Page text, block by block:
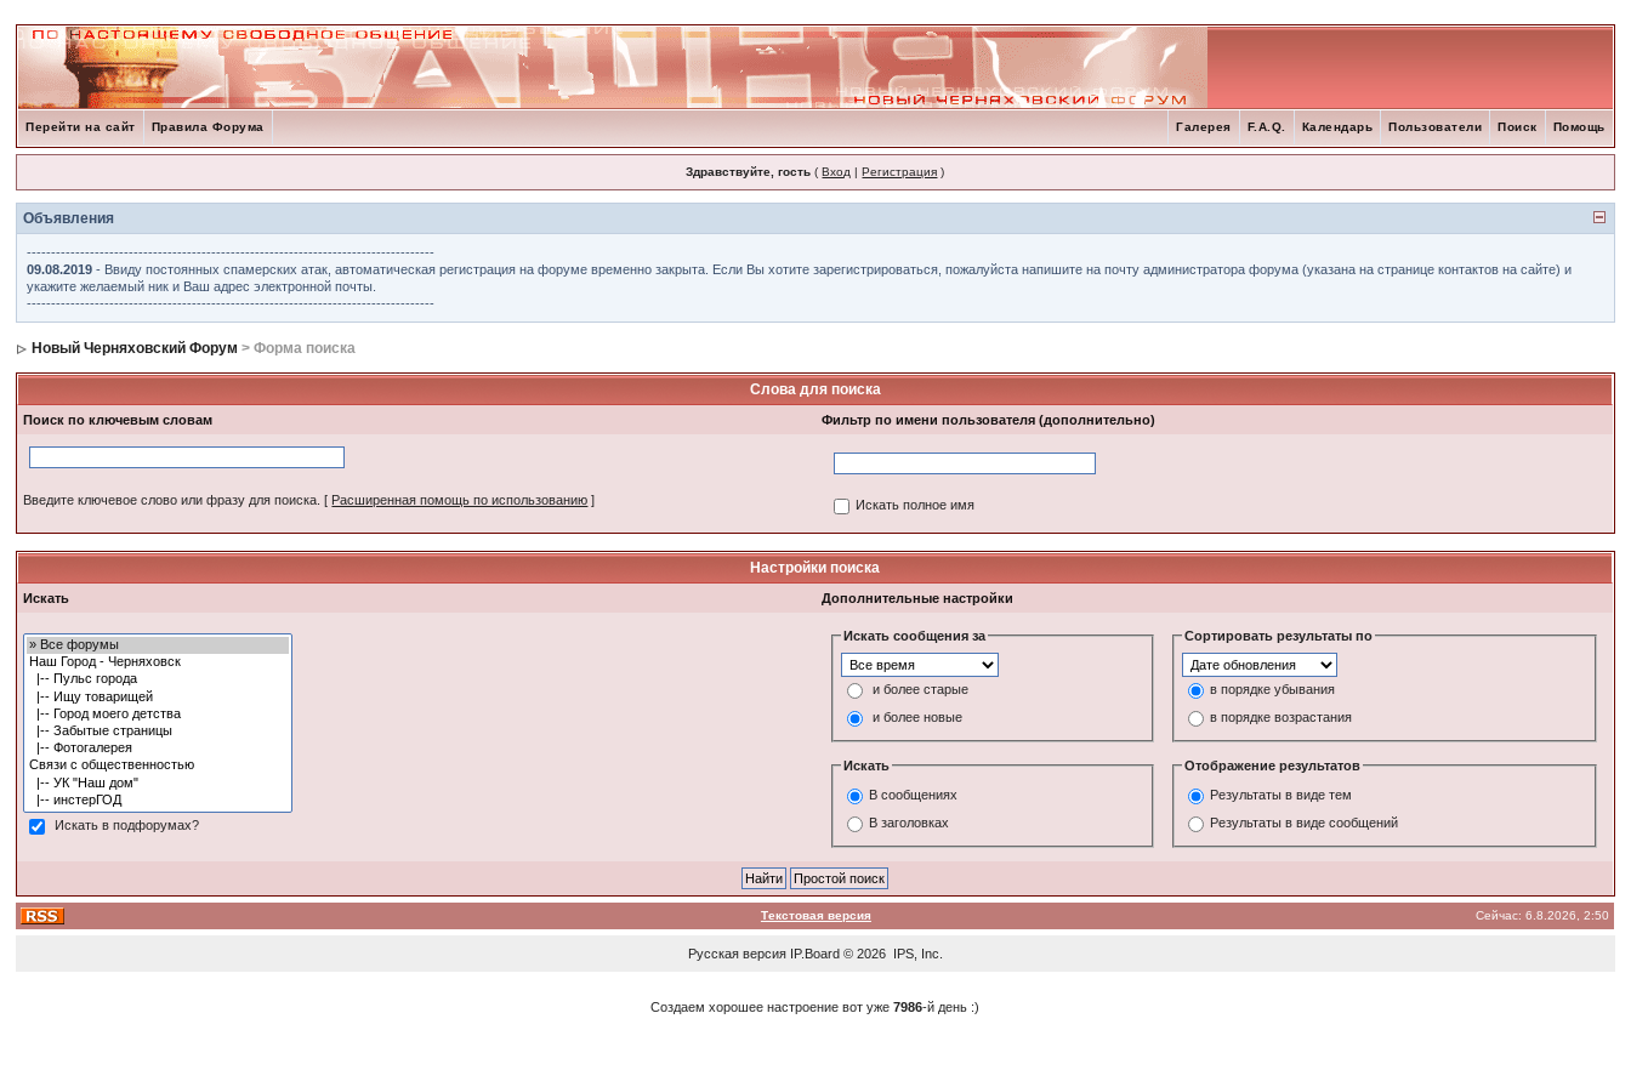
Перейти на сайт Правила Форума Помощь
Поиск
Пользователи
Календарь
F.A.Q.
Галерея
Здравствуйте, гость (Вход |Регистрация )
Объявления
------------------------------------------------------------------------------------
09.08.2019 - Ввиду постоянных спамерских атак, автоматическая регистрация на форуме временно закрыта. Если Вы хотите зарегистрироваться, пожалуйста напишите на почту администратора форума (указана на странице контактов на сайте) и
укажите желаемый ник и Ваш адрес электронной почты.
------------------------------------------------------------------------------------
Новый Черняховский Форум > Форма поиска
Слова для поиска
Поиск по ключевым словам Фильтр по имени пользователя (дополнительно)
Введите ключевое слово или фразу для поиска. [ Расширенная помощь по использованию ] Искать полное имя
Настройки поиска
Искать Дополнительные настройки
Искать в подфорумах?
Искать сообщения за
и более старые
и более новые
Сортировать результаты по
в порядке убывания
в порядке возрастания
Искать
В сообщениях
В заголовках
Отображение результатов
Результаты в виде тем
Результаты в виде сообщений
Текстовая версия Сейчас: 6.8.2026, 2:50
Русская версия IP.Board© 2026 IPS, Inc
Создаем хорошее настроение вот уже7986-й день :)